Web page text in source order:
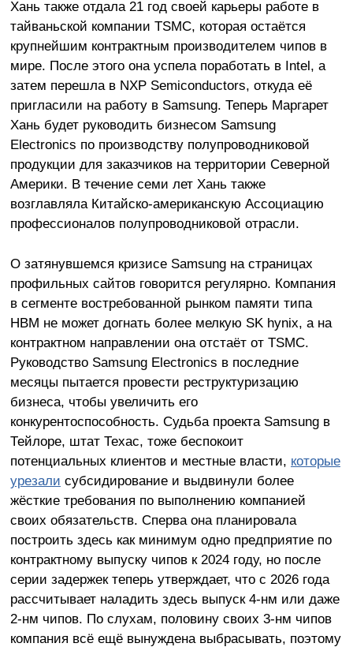
Хань также отдала 21 год своей карьеры работе в
тайваньской компании TSMC, которая остаётся
крупнейшим контрактным производителем чипов в
мире. После этого она успела поработать в Intel, а
затем перешла в NXP Semiconductors, откуда её
пригласили на работу в Samsung. Теперь Маргарет
Хань будет руководить бизнесом Samsung
Electronics по производству полупроводниковой
продукции для заказчиков на территории Северной
Америки. В течение семи лет Хань также
возглавляла Китайско-американскую Ассоциацию
профессионалов полупроводниковой отрасли.
О затянувшемся кризисе Samsung на страницах
профильных сайтов говорится регулярно. Компания
в сегменте востребованной рынком памяти типа
HBM не может догнать более мелкую SK hynix, а на
контрактном направлении она отстаёт от TSMC.
Руководство Samsung Electronics в последние
месяцы пытается провести реструктуризацию
бизнеса, чтобы увеличить его
конкурентоспособность. Судьба проекта Samsung в
Тейлоре, штат Техас, тоже беспокоит
потенциальных клиентов и местные власти, которые
урезали субсидирование и выдвинули более
жёсткие требования по выполнению компанией
своих обязательств. Сперва она планировала
построить здесь как минимум одно предприятие по
контрактному выпуску чипов к 2024 году, но после
серии задержек теперь утверждает, что с 2026 года
рассчитывает наладить здесь выпуск 4-нм или даже
2-нм чипов. По слухам, половину своих 3-нм чипов
компания всё ещё вынуждена выбрасывать, поэтому